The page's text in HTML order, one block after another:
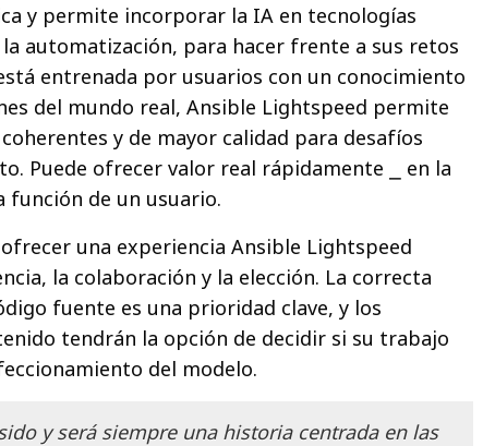
y permite incorporar la IA en tecnologías
automatización, para hacer frente a sus retos
entrenada por usuarios con un conocimiento
del mundo real, Ansible Lightspeed permite
y de mayor calidad para desafíos
Puede ofrecer valor real rápidamente ⎯ en la
función de un usuario.
una experiencia Ansible Lightspeed
la colaboración y la elección. La correcta
fuente es una prioridad clave, y los
tendrán la opción de decidir si su trabajo
del modelo.
y será siempre una historia centrada en las